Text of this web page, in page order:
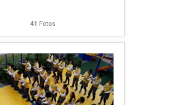
41 Fotos